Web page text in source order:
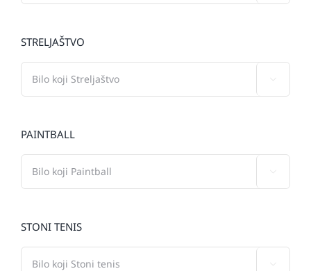
STRELJAŠTVO
PAINTBALL
STONI TENIS